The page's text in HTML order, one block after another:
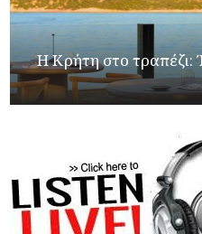
Η Κρήτη στο τραπέζι: